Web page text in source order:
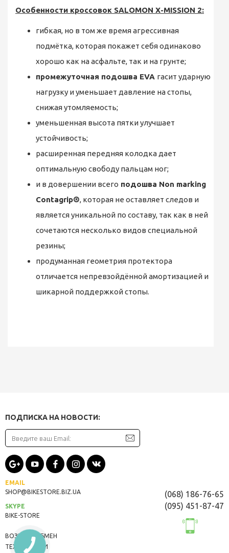
Особенности кроссовок SALOMON X-MISSION 2:
гибкая, но в том же время агрессивная
подмётка, которая покажет себя одинаково
хорошо как на асфальте, так и на грунте;
промежуточная подошва EVA гасит ударную
нагрузку и уменьшает давление на стопы,
снижая утомляемость;
уменьшенная высота пятки улучшает
устойчивость;
расширенная передняя колодка дает
оптимальную свободу пальцам ног;
и в довершении всего подошва Non marking
Contagrip®, которая не оставляет следов и
является уникальной по составу, так как в ней
сочетаются несколько видов специальной
резины;
продуманная геометрия протектора
отличается непревзойдённой амортизацией и
шикарной поддержкой стопы.
ПОДПИСКА НА НОВОСТИ:
EMAIL
SHOP@BIKESTORE.BIZ.UA
SKYPE
BIKE-STORE
ВОЗВРАТ/ОБМЕН
ТЕХНОЛОГИИ
(068) 186-76-65
(095) 451-87-47